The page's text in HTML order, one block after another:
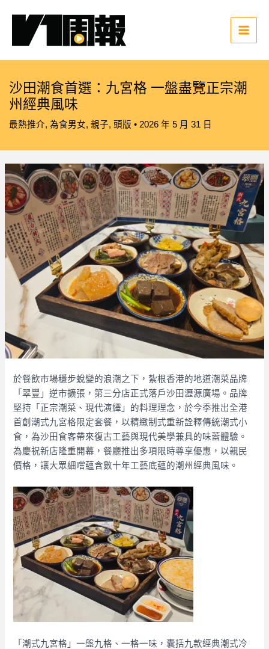
Main
沙田潮食首選：九宮格 一盤盡覽正宗潮
州經典風味
最熱推介, 為食男女, 親子, 頭版 • 2026 年 5 月 31 日
於餐飲市場穩步蛻變的浪潮之下，紮根香港的地道潮菜品牌
「翠豐」逆市擴張，第三分店正式落戶沙田瀝源廣場。品牌
堅持「正宗潮菜、現代演繹」的料理理念，於今季推出全港
首創潮式九宮格限定套餐，以精緻制式重新詮釋傳統潮式小
食，為沙田食客帶來復古工藝與現代美學兼具的味蕾體驗。
為慶祝新店隆重開幕，餐廳推出多項限時尊享優惠，以親民
價格，讓大眾細嚐蘊含數十年工藝底蘊的潮州經典風味。
「潮式九宮格」一盤九格、一格一味，囊括九款經典潮式冷